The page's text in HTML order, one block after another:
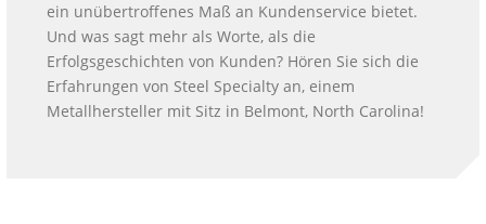
ein unübertroffenes Maß an Kundenservice bietet.
Und was sagt mehr als Worte, als die
Erfolgsgeschichten von Kunden? Hören Sie sich die
Erfahrungen von Steel Specialty an, einem
Metallhersteller mit Sitz in Belmont, North Carolina!